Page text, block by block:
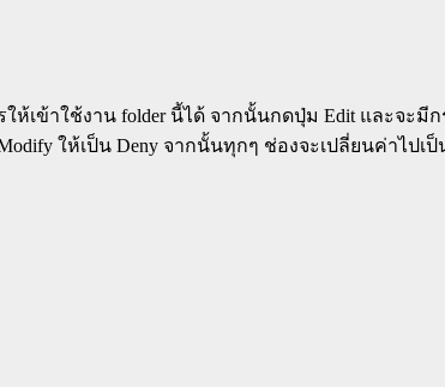
รให้เข้าใช้งาน folder นี้ได้ จากนั้นกดปุ่ม Edit และจะ
ให้เป็น Deny จากนั้นทุกๆ ช่องจะเปลี่ยนค่าไปเป็